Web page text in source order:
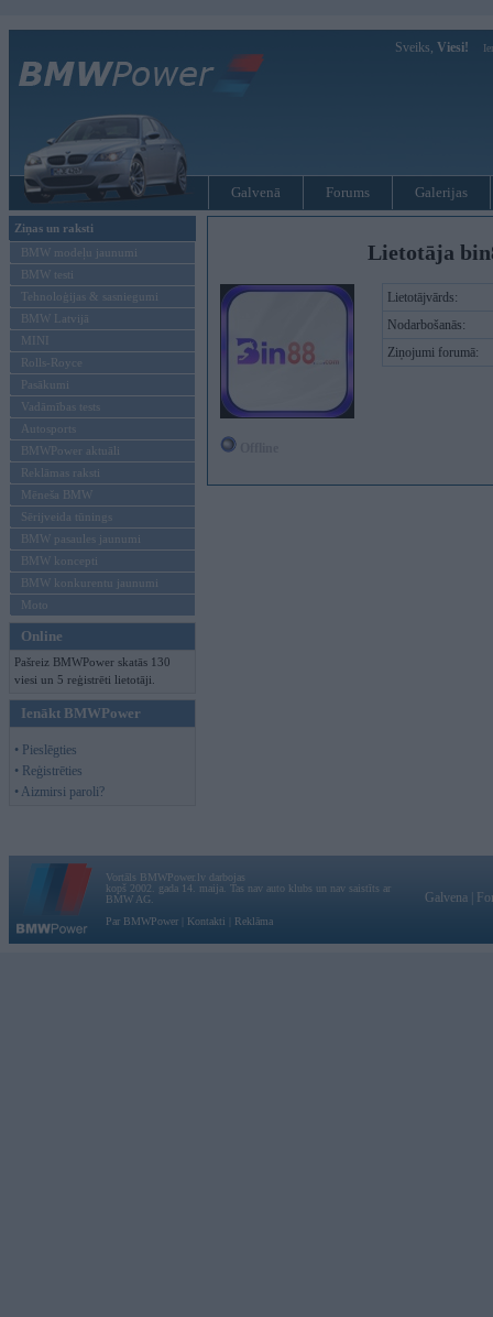
Sveiks, Viesi!
Galvenā Forums Galerijas
Ziņas un raksti
BMW modeļu jaunumi
BMW testi
Tehnoloģijas & sasniegumi
BMW Latvijā
MINI
Rolls-Royce
Pasākumi
Vadāmības tests
Autosports
BMWPower aktuāli
Reklāmas raksti
Mēneša BMW
Sērijveida tūnings
BMW pasaules jaunumi
BMW koncepti
BMW konkurentu jaunumi
Moto
Online
Pašreiz BMWPower skatās 130
viesi un 5 reģistrēti lietotāji.
Ienākt BMWPower
• Pieslēgties
• Reģistrēties
• Aizmirsi paroli?
Lietotāja
Lietotājvārds:
Nodarbošanās:
Ziņojumi forumā:
Vortāls BMWPower.lv darbojas
kopš 2002. gada 14. maija. Tas nav auto klubs un nav saistīts ar
BMW AG.
Par BMWPower
Kontakti Reklāma
Galvena